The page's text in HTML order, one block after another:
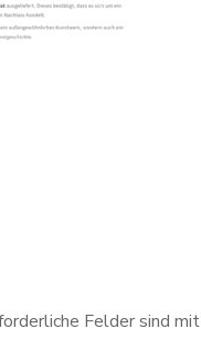
Felder sind mit